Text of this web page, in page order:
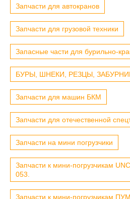
Запчасти для автокранов
Запчасти для грузовой техники
Запасные части для бурильно-
БУРЫ, ШНЕКИ, РЕЗЦЫ,
Запчасти для машин БКМ
Запчасти для отечественной
Запчасти на мини погрузчики
Запчасти к мини-погрузчикам
053.
Запчасти к мини-погрузчикам